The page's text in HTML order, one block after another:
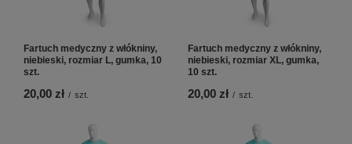
Fartuch medyczny z włókniny,
niebieski, rozmiar L, gumka, 10
szt.
20,00 zł / szt.
Fartuch medyczny z włókniny,
niebieski, rozmiar XL, gumka,
10 szt.
20,00 zł / szt.